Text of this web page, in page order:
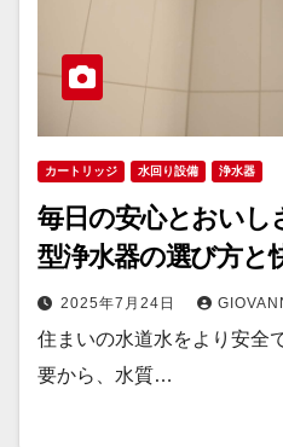
カートリッジ 水回り設備 浄水器
毎日の安心とおいし
型浄水器の選び方と
2025年7月24日
住まいの水道水をより安全
要から、水質…